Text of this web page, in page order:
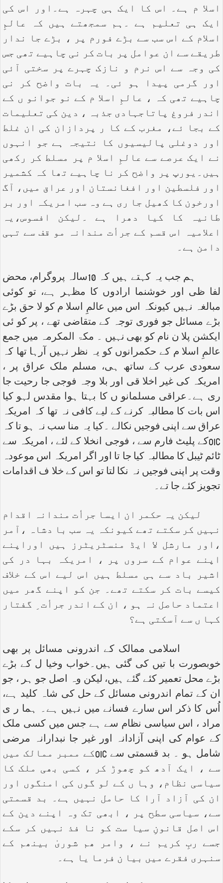
اسلا م ہے۔ اس کا ایک ہی چہرہ ہے۔اور اس کی
ایک ہی تعلیم ہے ۔ہم سمجھتے ہیں کہ عالمِ
اسلام کے اس سب سے بڑے فورم پر ، بڑے جا ندار
طریقے سے ان عوامل پر بات کر نی چاہیے تھی جس
کی وجہ سے اس نرم و نازک چہرے پر سختی آئی
اور گرمی پیدا ہو ئی۔ یہ بات واضح کر نی
چاہیے تھی کہ ، عالمِ اسلا م کے نو جوانو ں کے
اندر فروغ پاتاجہادی جذبہ ، دین کی تعلیمات
کے بجا ئے، مغرب کے کا ر پردازان کی ان غلط
اور دوغلی پالیسیوں کا نتیجہ ہے جو انہوں
نے ایک عرصے سے عالمِ اسلا م پر مسلط کر رکھی
ہیں۔یورپ پر واضح کر نا چاہیے تھا کہ کشمیر
اور فلسطین اور افغانستان اور عراق میں، آگ
اورخون کا کھیل جا ری ہے وہ سب امریکہ اور بر
طانیہ کا کیا دھرا ہے ۔لیکن افسوس،یہ
اعلامیہ اس قسم کے جرأت مندانہ مو قف سے تہی
دامن ہے۔
ہم جب یہ کہتے ہیں کہ 10سالہ پروگرام، محض
لفا ظی اور خوشنما ارادوں کا مظہر ہے، تو کوئی
مبالغہ نہیں کیونکہ اس میں عالمِ اسلا م کو لا حق بڑے
بڑے مسائل جو فوری توجہ کے متقاضی تھے ، پر کو ئی
ایکشن پلا ن نام کو بھی نہیں ۔ مکۃ المکرمہ میں جمع
عالمِ اسلا م کے حکمرانوں کو یہ نظر نہیں آرہا تھا کہ
سعودی عرب کے ساتھ ہی، مسلم ملک عراق پر ،
امریکہ کی غیر اخلا قی اور بلا وجہ فوجی جا رحیت جا
ری ہے۔عراقی مسلمانو ں کا بہتا ہوا مقدس لہو کیا
اس بات کا مطالبہ کرنے کے لیے کافی نہ تھا کہ امریکہ
عراق سے اپنی فوجیں نکالے ۔کیا یہ منا سب نہ ہو تا کہ
OICکے پلیٹ فارم سے ، فوجی انخلا کے لئے ، امریکہ سے
ٹائم ٹیبل کا مطالبہ کیا جا تا اور اگر امریکہ اس موعودہ
وقت پر اپنی فوجیں نہ نکا لتا تو اس کے خلا ف اقدامات
تجویز کئے جا تے۔
لیکن یہ حکمر ان ایسا جرأت مندانہ اقدام
نہیں کر سکتے تھے کیونکہ یہ سب با دشاہ ،آمر
،اور مارشل لا ایڈ منسٹریٹرز ہیں اوراپنے
اپنے عوام کے سروں پر ، امریکہ بہا در کی
اشیر باد سے ہی مسلط ہیں اس لیے اس کے خلاف
کیسے بات کر سکتے تھے۔ جن کو اپنے گھر میں
اعتماد حاصل نہ ہو ، ان کے اندر جرأت ِ گفتار
کہا ں سے آسکتی ہے؟
اسلامی ممالک کے اندرونی مسائل پر بھی
خوبصورت با تیں کی گئی ہیں۔خواب وخیا ل کے بڑے
بڑے محل تعمیر کئے گئے ہیں، لیکن وہ اصل جو ہر ، جو
ان کے تمام اندرونی مسائل کے حل کی شاہ کلید ہے،
اُس کا ذکر اس سارے فسانے میں نہیں ہے۔ ہما ر ی
مراد ، اس سیاسی نظام سے ہے جس میں کسی ملک
کے عوام کی اپنی آزادانہ اور غیر جا نبدارانہ مرضی
شامل ہو ۔ بد قسمتی سے OICکے ممبر ممالک میں
سے ، ایک آدھ کو چھوڑ کر ، کسی بھی ملک کا
سیاسی نظام، وہا ں کے لو گوں کی امنگوں اور
ان کی آزاد آرا کا حامل نہیں ہے۔ بد قسمتی
سے، سیاسی سطح پر ، ابھی تک وہ اپنے دین کے
اس اصل قانونِ سیا ست کو نا فذ نہیں کر سکے
جسے ربِ کریم نے ، وامر ھم شوریٰ بینھم کے
سنہری فقرے میں بیا ن فرما یا ہے۔